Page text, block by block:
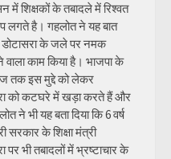
में शिक्षकों के तबादले में रिश्वत
लगते है। गहलोत ने यह बात
के जले पर नमक
काम किया है। भाजपा के
तक इस मुद्दे को लेकर
को कटघरे में खड़ा करते हैं और
ने भी यह बता दिया कि 6 वर्ष
सरकार के शिक्षा मंत्री
पर भी तबादलों में भ्रष्टाचार के